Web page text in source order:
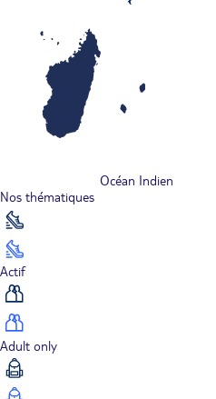
Océan Indien
Nos thématiques
Actif
Adult only